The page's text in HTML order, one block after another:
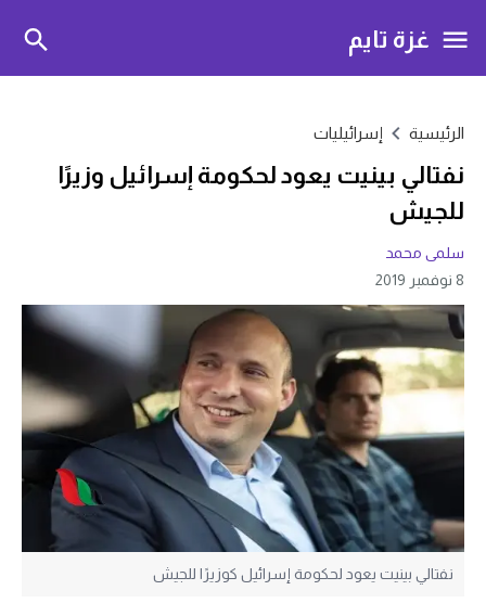
غزة تايم
الرئيسية إسرائيليات
نفتالي بينيت يعود لحكومة إسرائيل وزيرًا
للجيش
سلمى محمد
8 نوفمبر 2019
نفتالي بينيت يعود لحكومة إسرائيل كوزيرًا للجيش